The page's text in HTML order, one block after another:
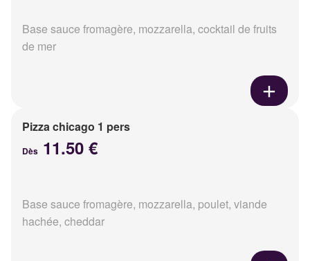
Base sauce fromagère, mozzarella, cocktail de fruits
de mer
Pizza chicago 1 pers
Dès 11.50 €
Base sauce fromagère, mozzarella, poulet, viande
hachée, cheddar